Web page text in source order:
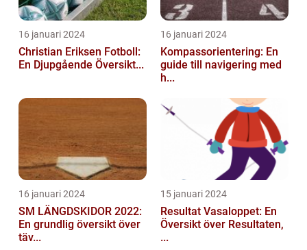
16 januari 2024
Christian Eriksen Fotboll:
En Djupgående Översikt...
16 januari 2024
Kompassorientering: En
guide till navigering med
h...
16 januari 2024
SM LÄNGDSKIDOR 2022:
En grundlig översikt över
täv...
15 januari 2024
Resultat Vasaloppet: En
Översikt över Resultaten,
...